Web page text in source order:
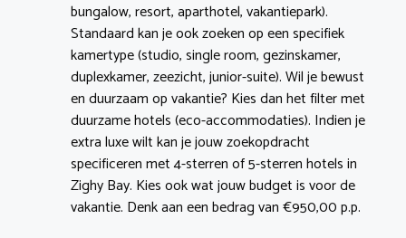
bungalow, resort, aparthotel, vakantiepark).
Standaard kan je ook zoeken op een specifiek
kamertype (studio, single room, gezinskamer,
duplexkamer, zeezicht, junior-suite). Wil je bewust
en duurzaam op vakantie? Kies dan het filter met
duurzame hotels (eco-accommodaties). Indien je
extra luxe wilt kan je jouw zoekopdracht
specificeren met 4-sterren of 5-sterren hotels in
Zighy Bay. Kies ook wat jouw budget is voor de
vakantie. Denk aan een bedrag van €950,00 p.p.